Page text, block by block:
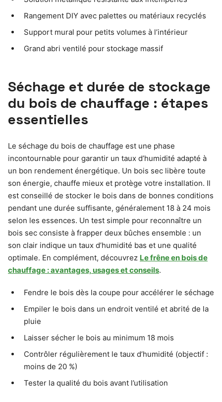
Rangement DIY avec palettes ou matériaux recyclés
Support mural pour petits volumes à l’intérieur
Grand abri ventilé pour stockage massif
Séchage et durée de stockage
du bois de chauffage : étapes
essentielles
Le séchage du bois de chauffage est une phase
incontournable pour garantir un taux d’humidité adapté à
un bon rendement énergétique. Un bois sec libère toute
son énergie, chauffe mieux et protège votre installation. Il
est conseillé de stocker le bois dans de bonnes conditions
pendant une durée suffisante, généralement 18 à 24 mois
selon les essences. Un test simple pour reconnaître un
bois sec consiste à frapper deux bûches ensemble : un
son clair indique un taux d’humidité bas et une qualité
optimale. En complément, découvrez Le frêne en bois de
chauffage : avantages, usages et conseils.
Fendre le bois dès la coupe pour accélérer le séchage
Empiler le bois dans un endroit ventilé et abrité de la
pluie
Laisser sécher le bois au minimum 18 mois
Contrôler régulièrement le taux d’humidité (objectif :
moins de 20 %)
Tester la qualité du bois avant l’utilisation